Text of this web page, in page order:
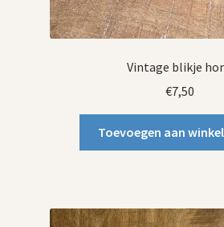
Vintage blikje
€7,50
Toevoegen aan